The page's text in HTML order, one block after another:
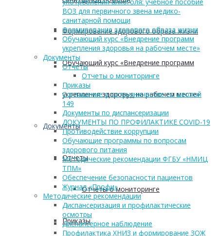
Формирование здорового образа жизни
Обучающий курс «Внедрение программ
укрепления здоровья на рабочем месте»
Документы
Отчеты
Отчеты о мониторинге
Приказы
ВОЗ для первичного звена медико-
санитарной помощи
Формирование здорового образа жизни
Обучающий курс «Внедрение программ
укрепления здоровья на рабочем месте»
Документы
Отчеты
Отчеты о мониторинге
Приказы
Соглашение о сотрудничестве со школой
149
Документы по диспансеризации
ДОКУМЕНТЫ ПО ПРОФИЛАКТИКЕ COVID-19
Противодействие коррупции
Обучающие программы по вопросам
здорового питания
Методические рекомендации ФГБУ «НМИЦ
ТПМ»
Обеспечение безопасности пациентов
Журнал «Профи»
Методические рекомендации
Диспансеризация и профилактические
осмотры
Диспансерное наблюдение
Профилактика ХНИЗ и формирование ЗОЖ